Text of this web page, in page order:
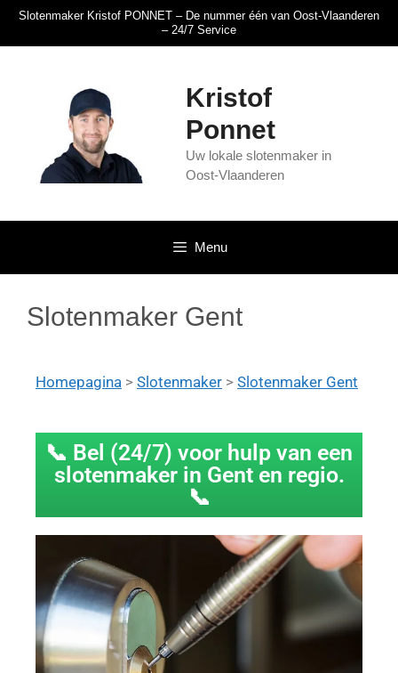
Slotenmaker Kristof PONNET – De nummer één van Oost-Vlaanderen
– 24/7 Service
Kristof
Ponnet
Uw lokale slotenmaker in
Oost-Vlaanderen
Menu
Slotenmaker Gent
Homepagina > Slotenmaker > Slotenmaker Gent
📞 Bel (24/7) voor hulp van een
slotenmaker in Gent en regio.
📞